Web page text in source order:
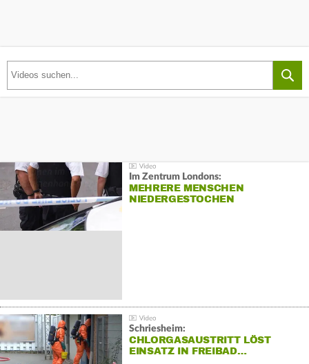
Im Zentrum Londons:
MEHRERE MENSCHEN
NIEDERGESTOCHEN
Schriesheim:
CHLORGASAUSTRITT LÖST
EINSATZ IN FREIBAD…